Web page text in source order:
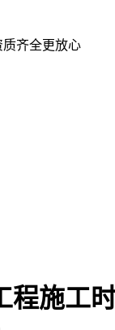
齐全更放心
程施工